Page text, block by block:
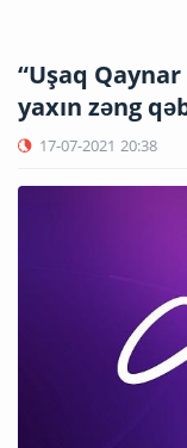
“Uşaq
yaxın zəng
17-07-2021 20:38